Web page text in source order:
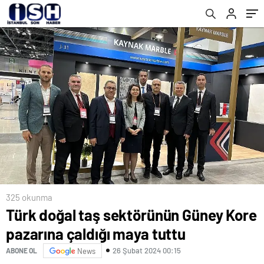
325 okunma
Türk doğal taş sektörünün Güney Kore
pazarına çaldığı maya tuttu
ABONE OL News 26 Şubat 2024 00:15